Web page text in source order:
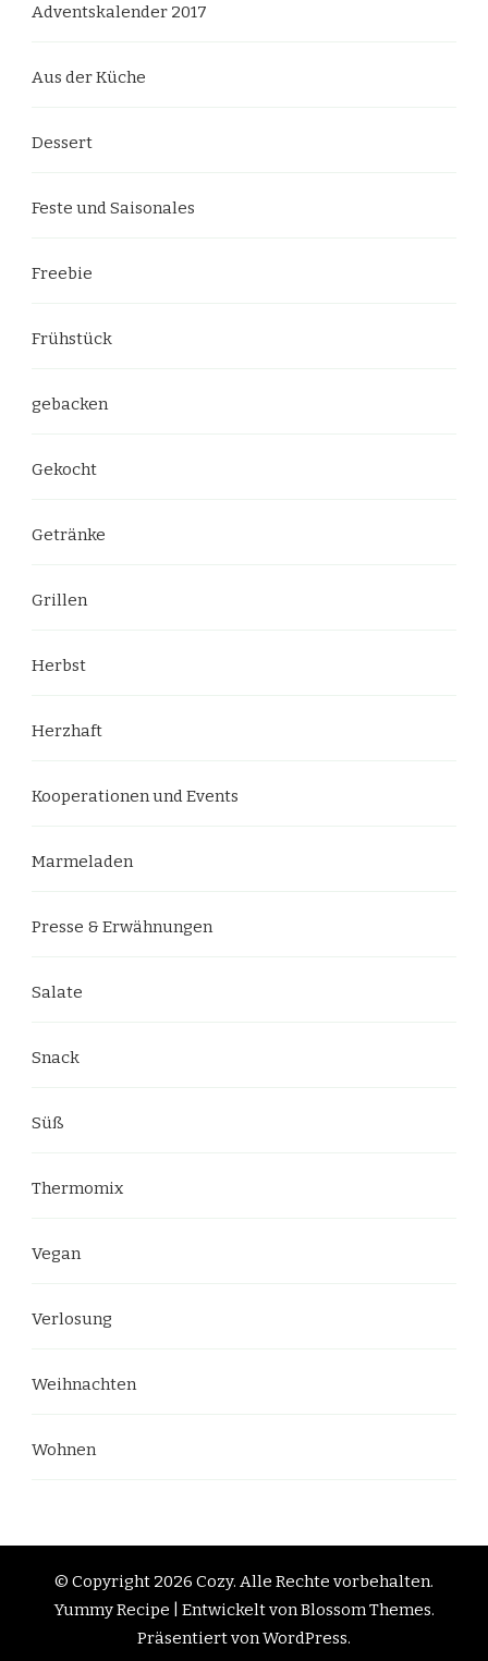
Adventskalender 2017
Aus der Küche
Dessert
Feste und Saisonales
Freebie
Frühstück
gebacken
Gekocht
Getränke
Grillen
Herbst
Herzhaft
Kooperationen und Events
Marmeladen
Presse & Erwähnungen
Salate
Snack
Süß
Thermomix
Vegan
Verlosung
Weihnachten
Wohnen
© Copyright 2026 Cozy. Alle Rechte vorbehalten.
Yummy Recipe | Entwickelt von Blossom Themes.
Präsentiert von WordPress.